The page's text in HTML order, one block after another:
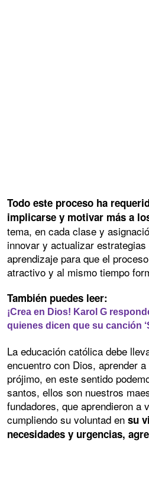
Todo este proceso ha
implicarse y motivar más a
tema, en cada clase y
innovar y actualizar estrategias
aprendizaje para que el
atractivo y al mismo tiempo
También puedes leer:
¡Crea en Dios! Karol G
quienes dicen que su canción
La educación católica debe
encuentro con Dios, aprender
prójimo, en este sentido
santos, ellos son nuestros
fundadores, que aprendieron a
cumpliendo su voluntad en su
necesidades y urgencias,